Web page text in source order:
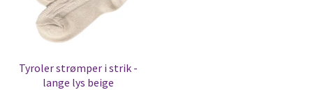
Tyroler strømper i strik -
lange lys beige